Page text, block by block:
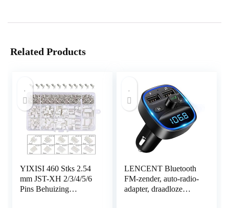
Related Products
YIXISI 460 Stks 2.54
mm JST-XH 2/3/4/5/6
Pins Behuizing
LENCENT Bluetooth
FM-zender, auto-radio-
adapter, draadloze